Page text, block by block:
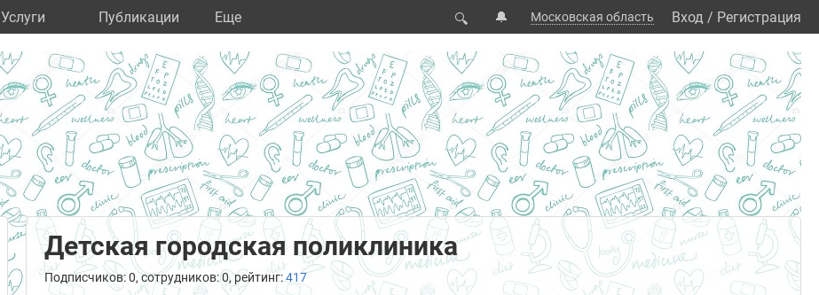
Услуги Публикации Eще 🔍 🔔 Московская область Вход / Регистрация
Детская городская поликлиника
Подписчиков: 0, сотрудников: 0, рейтинг:417